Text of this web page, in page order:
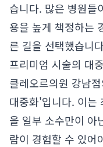
습니다. 많은 병원들
용을 높게 책정하는
른 길을 선택했습니
프리미엄 시술의 대
클레오르의원 강남
대중화'입니다. 이는
을 일부 소수만이 아
람이 경험할 수 있어